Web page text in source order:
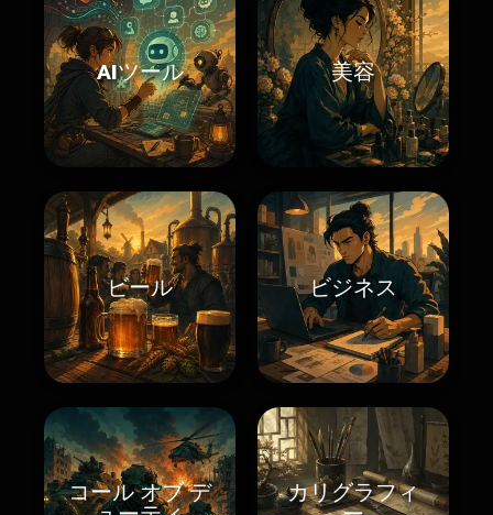
AIツール 美容
ビール ビジネス
コール オブ デ
カリグラフィ